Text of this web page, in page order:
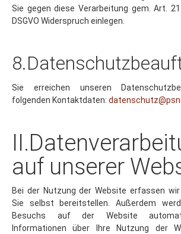
DSGVO Widerspruch einlegen.
Sie erreichen unseren
folgenden Kontaktdaten:
auf unserer
Bei der Nutzung der Website erfassen wir
Sie selbst bereitstellen. Außerdem
Besuchs auf der Website
Informationen über Ihre Nutzung der
erfasst. Im Datenschutzrecht gilt